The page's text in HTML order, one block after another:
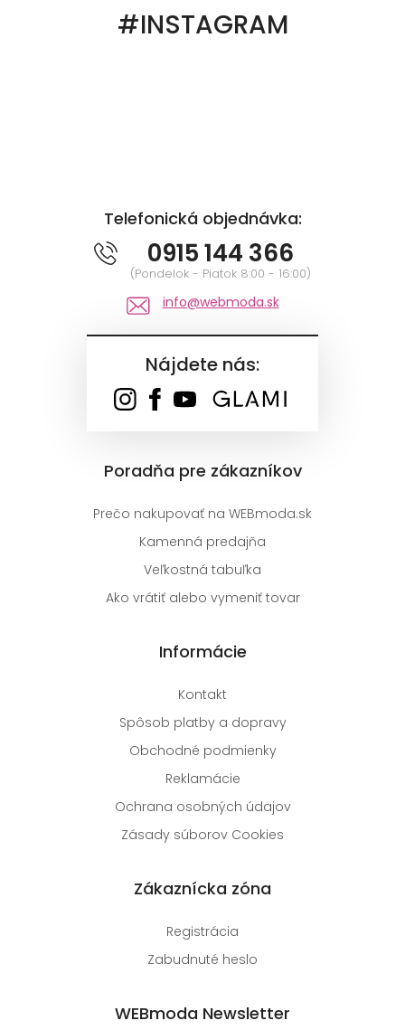
#INSTAGRAM
Telefonická objednávka:
0915 144 366
(Pondelok - Piatok 8:00 - 16:00)
info@webmoda.sk
Nájdete nás:
Poradňa pre zákazníkov
Prečo nakupovať na WEBmoda.sk
Kamenná predajňa
Veľkostná tabuľka
Ako vrátiť alebo vymeniť tovar
Informácie
Kontakt
Spôsob platby a dopravy
Obchodné podmienky
Reklamácie
Ochrana osobných údajov
Zásady súborov Cookies
Zákaznícka zóna
Registrácia
Zabudnuté heslo
WEBmoda Newsletter